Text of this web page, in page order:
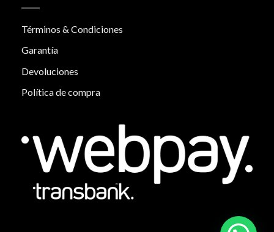
Términos & Condiciones
Garantía
Devoluciones
Política de compra